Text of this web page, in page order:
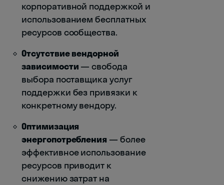
корпоративной поддержкой и
использованием бесплатных
ресурсов сообщества.
Отсутствие вендорной
зависимости — свобода
выбора поставщика услуг
поддержки без привязки к
конкретному вендору.
Оптимизация
энергопотребления — более
эффективное использование
ресурсов приводит к
снижению затрат на